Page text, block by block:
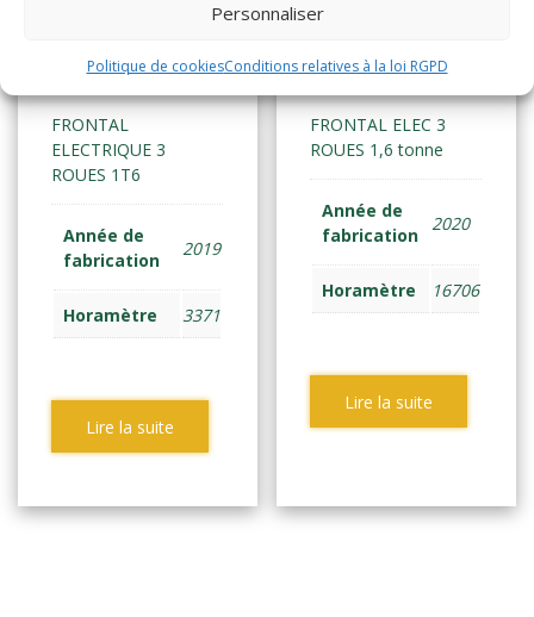
Personnaliser
Politique de cookiesConditions relatives à la loi RGPD
SWB (2152)
FRONTAL
ELECTRIQUE 3
ROUES 1T6
Année de
fabrication
2019
Horamètre 3371
Lire la suite
ERP16VT
(2207)
FRONTAL ELEC 3
ROUES 1,6 tonne
Année de
fabrication
2020
Horamètre 16706
Lire la suite